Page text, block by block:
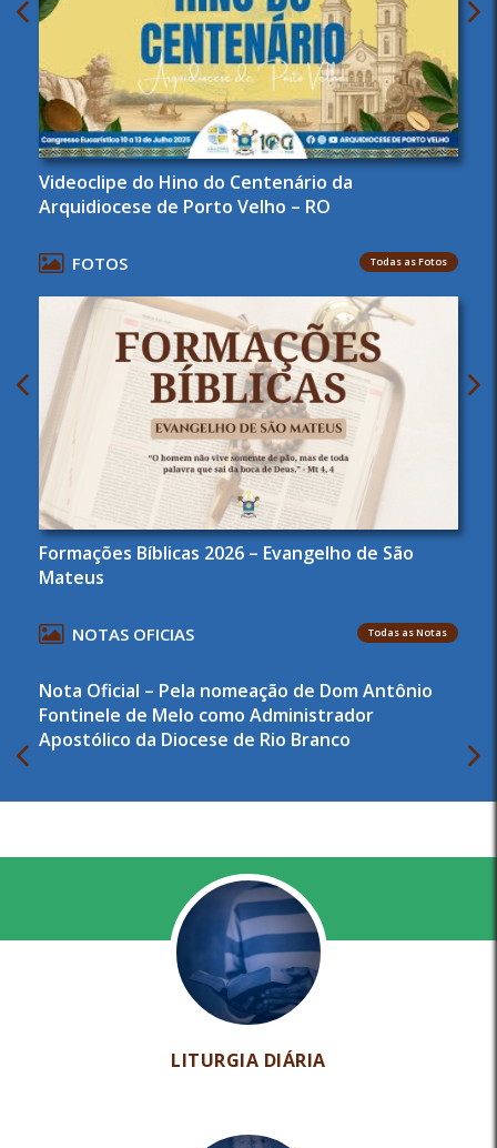
Videoclipe do Hino do Centenário da
Arquidiocese de Porto Velho – RO
FOTOS Todas as Fotos
Formações Bíblicas 2026 – Evangelho de São
Mateus
NOTAS OFICIAS Todas as Notas
Nota Oficial – Pela nomeação de Dom Antônio
Fontinele de Melo como Administrador
Apostólico da Diocese de Rio Branco
LITURGIA DIÁRIA